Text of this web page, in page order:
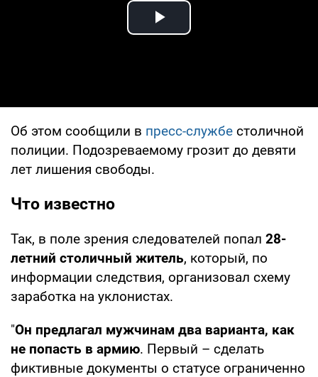
Play Video
Об этом сообщили в пресс-службе столичной
полиции. Подозреваемому грозит до девяти
лет лишения свободы.
Что известно
Так, в поле зрения следователей попал 28-
летний столичный житель, который, по
информации следствия, организовал схему
заработка на уклонистах.
"Он предлагал мужчинам два варианта, как
не попасть в армию. Первый – сделать
фиктивные документы о статусе ограниченно